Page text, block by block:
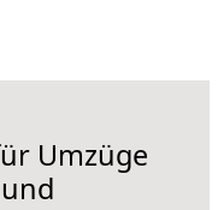
Umzüge